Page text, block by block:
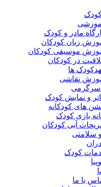
مادر و کودک
زبان کودکان
موسیقی کودکان
در کودکان
ها
نقاشی
و نمایش کودک
های کودکانه
بازی کودک
آبی کودکان
کودک
با ما